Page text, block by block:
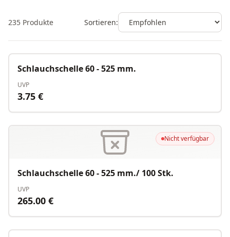
235 Produkte Sortieren:
Schlauchschelle 60 - 525 mm.
UVP
3.75 €
Nicht verfügbar
Schlauchschelle 60 - 525 mm./ 100 Stk.
UVP
265.00 €